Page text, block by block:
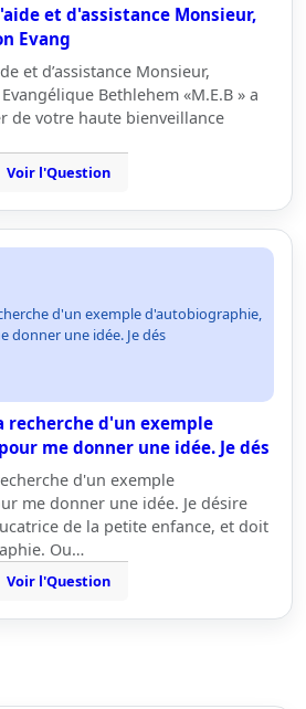
et d'assistance Monsieur,
Evang
et d’assistance Monsieur,
Bethlehem «M.E.B » a
de votre haute bienveillance
Voir l'Question
d'un exemple d'autobiographie,
donner une idée. Je dés
recherche d'un exemple
me donner une idée. Je dés
d'un exemple
me donner une idée. Je désire
de la petite enfance, et doit
Ou…
Voir l'Question